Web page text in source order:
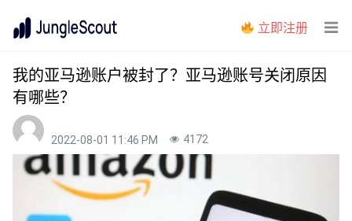
立即注册
我的亚马逊账户被封了？亚马逊账号关闭原因
有哪些？
2022-08-01 11:46 PM 4172